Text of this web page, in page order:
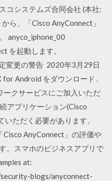
コシステムズ合同会社 (本社:
ら、「Cisco AnyConnect」
anyco_iphone_00
を起動します。
変更の警告 2020年3月29日
for Android をダウンロード .
クサービスにご加入いただ
アプリケーション(Cisco
ただく必要があります。
AnyConnect」の評価や
。スマホのビジネスアプリで
at:
blogs/anyconnect-